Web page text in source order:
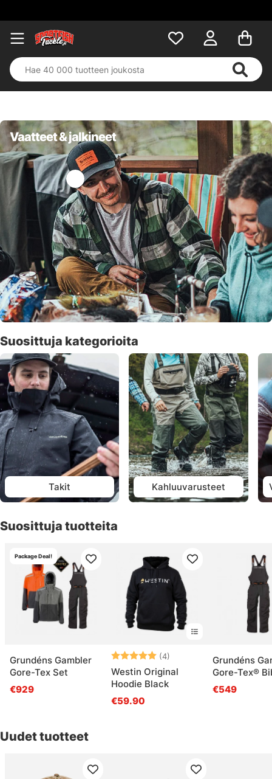
Vaatteet & jalkineet
Suosittuja kategorioita
Takit Kahluuvarusteet
Suosittuja tuotteita
Package Deal!
Grundéns Gambler
Gore-Tex Set
€929
Arvio: (4)
5.0 5:sta tähdestä
Westin Original
Hoodie Black
€59.90
Grundéns
Gore-Tex®
Anchor
€549
Uudet tuotteet